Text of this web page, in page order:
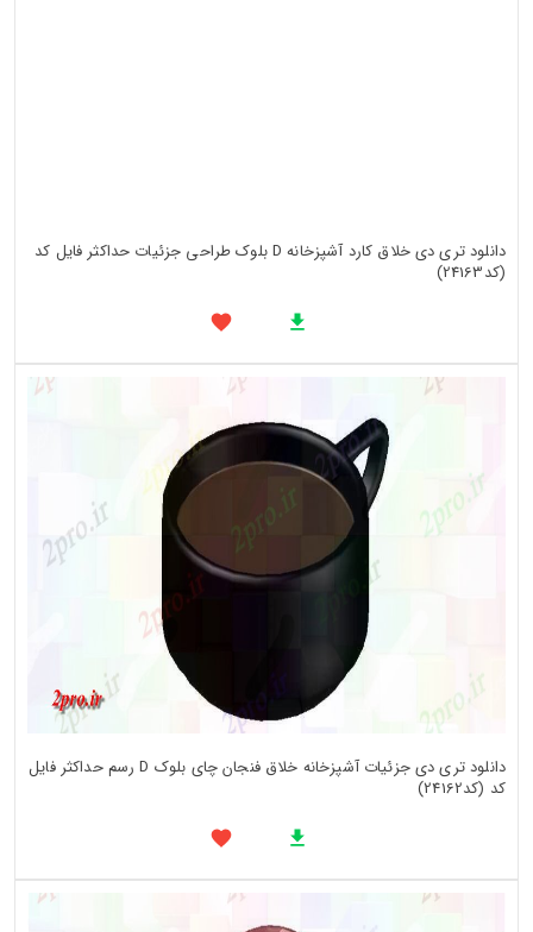
دانلود تری دی خلاق کارد آشپزخانه D بلوک طراحی جزئیات حداکثر فایل کد
(کد24163)
دانلود تری دی جزئیات آشپزخانه خلاق فنجان چای بلوک D رسم حداکثر فایل
کد (کد24162)